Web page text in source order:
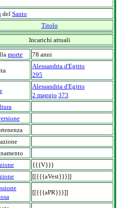
del Santo
Titolo
Incarichi attuali
morte 78 anni
Alessandria d'Egitto
295
Alessandria d'Egitto
2 maggio 373
{{{V}}}
[[{{{aVest}}}]]
[[{{{aPR}}}]]